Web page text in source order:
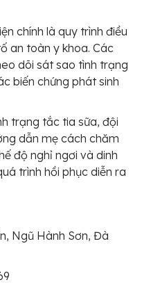
chính là quy trình điều
an toàn y khoa. Các
dõi sát sao tình trạng
biến chứng phát sinh
trạng tắc tia sữa, đội
dẫn mẹ cách chăm
độ nghỉ ngơi và dinh
trình hồi phục diễn ra
Ngũ Hành Sơn, Đà